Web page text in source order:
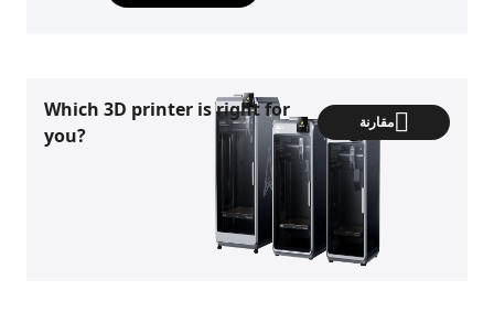
Which 3D printer is right for
you?
مقارنة